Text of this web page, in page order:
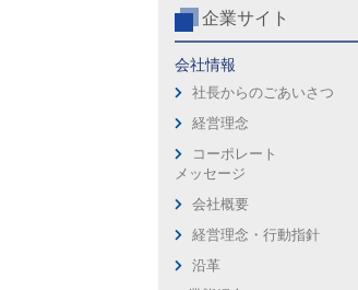
企業サイト
会社情報
社長からのごあいさつ
経営理念
コーポレート
メッセージ
会社概要
経営理念・行動指針
沿革